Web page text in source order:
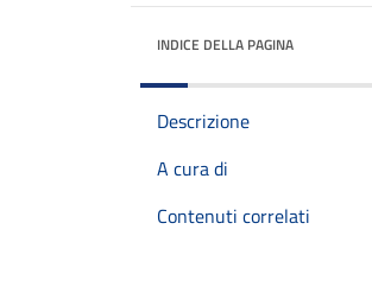
INDICE DELLA PAGINA
Descrizione
A cura di
Contenuti correlati